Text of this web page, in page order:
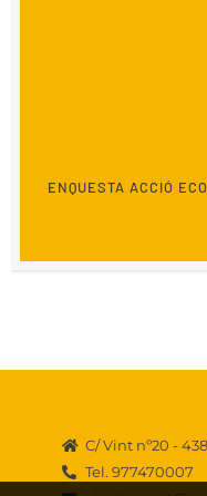
ENQUESTA ACCIÓ
C/ Vint nº20 -
Tel. 977470007